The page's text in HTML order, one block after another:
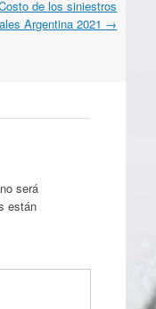
de los siniestros
Argentina 2021 →
será
están